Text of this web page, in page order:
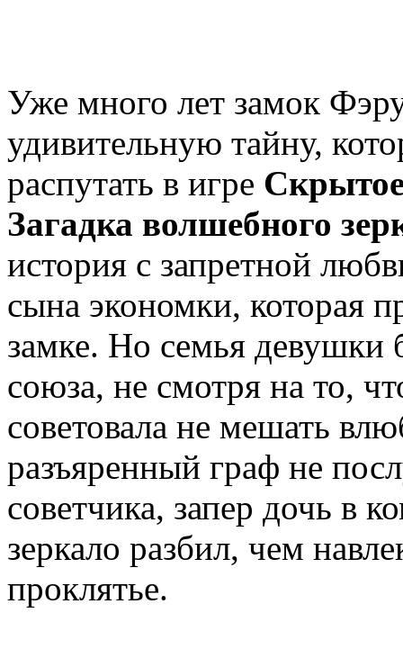
Уже много лет замок
удивительную тайну,
распутать в игре
Загадка волшебного
история с запретной
сына экономки, которая
замке. Но семья девушки
союза, не смотря на то,
советовала не мешать
разъяренный граф не
советчика, запер дочь в
зеркало разбил, чем
проклятье.